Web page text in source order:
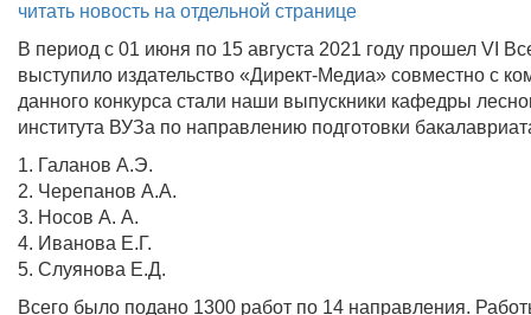
читать новость на отдельной странице
В период с 01 июня по 15 августа 2021 году прошел VI
выступило издательство «Директ-Медиа» совместно с
данного конкурса стали наши выпускники кафедры
института ВУЗа по направлению подготовки
1. Галанов А.Э.
2. Черепанов А.А.
3. Носов А. А.
4. Иванова Е.Г.
5. Слуянова Е.Д.
Всего было подано 1300 работ по 14 направления.